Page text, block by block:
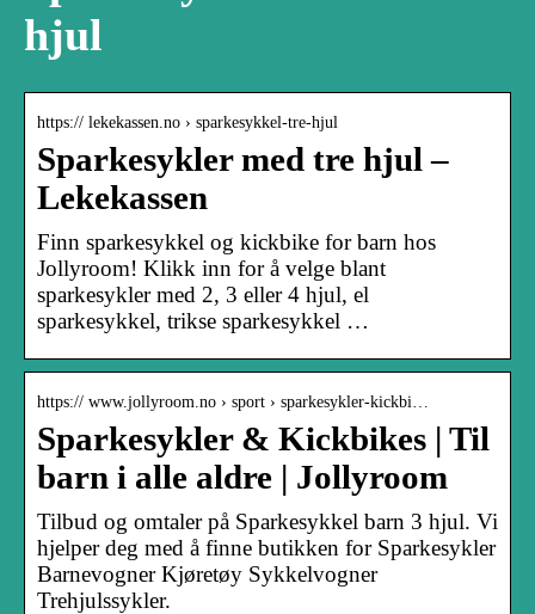
hjul
https:// lekekassen.no › sparkesykkel-tre-hjul
Sparkesykler med tre hjul –
Lekekassen
Finn sparkesykkel og kickbike for barn hos
Jollyroom! Klikk inn for å velge blant
sparkesykler med 2, 3 eller 4 hjul, el
sparkesykkel, trikse sparkesykkel …
https:// www.jollyroom.no › sport › sparkesykler-kickbi…
Sparkesykler & Kickbikes | Til
barn i alle aldre | Jollyroom
Tilbud og omtaler på Sparkesykkel barn 3 hjul. Vi
hjelper deg med å finne butikken for Sparkesykler
Barnevogner Kjøretøy Sykkelvogner
Trehjulssykler.